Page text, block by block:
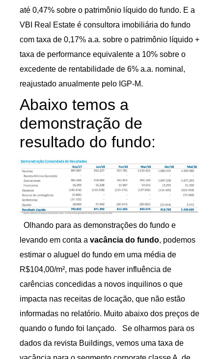
até 0,47% sobre o patrimônio líquido do fundo. E a
VBI Real Estate é consultora imobiliária do fundo
com taxa de 0,17% a.a. sobre o patrimônio líquido +
taxa de performance equivalente a 10% sobre o
excedente de rentabilidade de 6% a.a. nominal,
reajustado anualmente pelo IGP-M.
Abaixo temos a
demonstração de
resultado do fundo:
Olhando para as demonstrações do fundo e
levando em conta a vacância do fundo, podemos
estimar o aluguel do fundo em uma média de
R$104,00/m², mas pode haver influência de
carências concedidas a novos inquilinos o que
impacta nas receitas de locação, que não estão
informadas no relatório. Muito abaixo dos preços de
quando o fundo foi lançado. Se olharmos para os
dados da revista Buildings, vemos uma taxa de